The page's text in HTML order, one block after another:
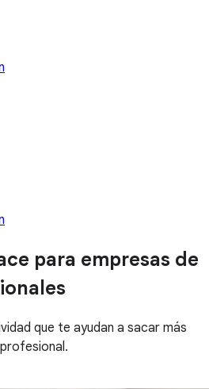
para empresas de
que te ayudan a sacar más